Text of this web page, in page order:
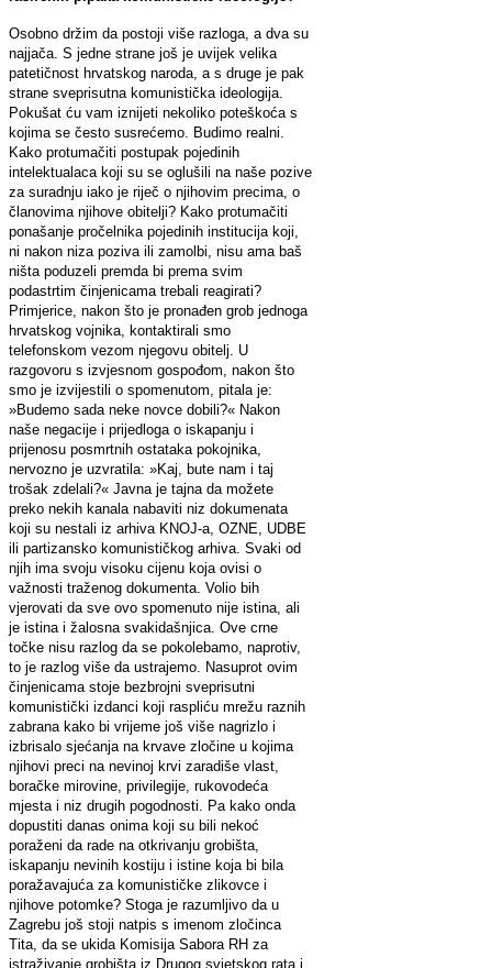
Osobno držim da postoji više razloga, a dva su
najjača. S jedne strane još je uvijek velika
patetičnost hrvatskog naroda, a s druge je pak
strane sveprisutna komunistička ideologija.
Pokušat ću vam iznijeti nekoliko poteškoća s
kojima se često susrećemo. Budimo realni.
Kako protumačiti postupak pojedinih
intelektualaca koji su se oglušili na naše pozive
za suradnju iako je riječ o njihovim precima, o
članovima njihove obitelji? Kako protumačiti
ponašanje pročelnika pojedinih institucija koji,
ni nakon niza poziva ili zamolbi, nisu ama baš
ništa poduzeli premda bi prema svim
podastrtim činjenicama trebali reagirati?
Primjerice, nakon što je pronađen grob jednoga
hrvatskog vojnika, kontaktirali smo
telefonskom vezom njegovu obitelj. U
razgovoru s izvjesnom gospođom, nakon što
smo je izvijestili o spomenutom, pitala je:
»Budemo sada neke novce dobili?« Nakon
naše negacije i prijedloga o iskapanju i
prijenosu posmrtnih ostataka pokojnika,
nervozno je uzvratila: »Kaj, bute nam i taj
trošak zdelali?« Javna je tajna da možete
preko nekih kanala nabaviti niz dokumenata
koji su nestali iz arhiva KNOJ-a, OZNE, UDBE
ili partizansko komunističkog arhiva. Svaki od
njih ima svoju visoku cijenu koja ovisi o
važnosti traženog dokumenta. Volio bih
vjerovati da sve ovo spomenuto nije istina, ali
je istina i žalosna svakidašnjica. Ove crne
točke nisu razlog da se pokolebamo, naprotiv,
to je razlog više da ustrajemo. Nasuprot ovim
činjenicama stoje bezbrojni sveprisutni
komunistički izdanci koji raspliću mrežu raznih
zabrana kako bi vrijeme još više nagrizlo i
izbrisalo sjećanja na krvave zločine u kojima
njihovi preci na nevinoj krvi zaradiše vlast,
boračke mirovine, privilegije, rukovodeća
mjesta i niz drugih pogodnosti. Pa kako onda
dopustiti danas onima koji su bili nekoć
poraženi da rade na otkrivanju grobišta,
iskapanju nevinih kostiju i istine koja bi bila
poražavajuća za komunističke zlikovce i
njihove potomke? Stoga je razumljivo da u
Zagrebu još stoji natpis s imenom zločinca
Tita, da se ukida Komisija Sabora RH za
istraživanje grobišta iz Drugog svjetskog rata i